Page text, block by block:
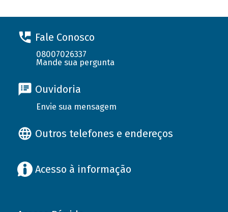
Fale Conosco
08007026337
Mande sua pergunta
Ouvidoria
Envie sua mensagem
Outros telefones e endereços
Acesso à informação